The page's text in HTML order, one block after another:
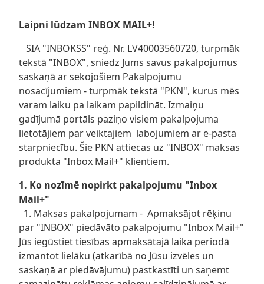
Laipni lūdzam INBOX MAIL+!
SIA "INBOKSS" reģ. Nr. LV40003560720, turpmāk
tekstā "INBOX", sniedz Jums savus pakalpojumus
saskaņā ar sekojošiem Pakalpojumu
nosacījumiem - turpmāk tekstā "PKN", kurus mēs
varam laiku pa laikam papildināt. Izmaiņu
gadījumā portāls paziņo visiem pakalpojuma
lietotājiem par veiktajiem labojumiem ar e-pasta
starpniecību. Šie PKN attiecas uz "INBOX" maksas
produkta "Inbox Mail+" klientiem.
1. Ko nozīmē nopirkt pakalpojumu "Inbox
Mail+"
1. Maksas pakalpojumam - Apmaksājot rēķinu
par "INBOX" piedāvāto pakalpojumu "Inbox Mail+"
Jūs iegūstiet tiesības apmaksātajā laika periodā
izmantot lielāku (atkarībā no Jūsu izvēles un
saskaņā ar piedāvājumu) pastkastīti un saņemt